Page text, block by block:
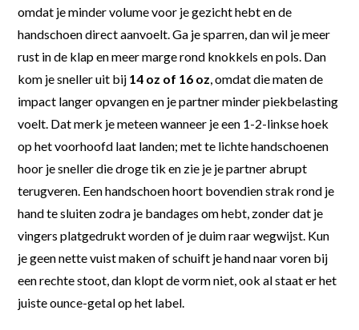
omdat je minder volume voor je gezicht hebt en de
handschoen direct aanvoelt. Ga je sparren, dan wil je meer
rust in de klap en meer marge rond knokkels en pols. Dan
kom je sneller uit bij 14 oz of 16 oz, omdat die maten de
impact langer opvangen en je partner minder piekbelasting
voelt. Dat merk je meteen wanneer je een 1-2-linkse hoek
op het voorhoofd laat landen; met te lichte handschoenen
hoor je sneller die droge tik en zie je je partner abrupt
terugveren. Een handschoen hoort bovendien strak rond je
hand te sluiten zodra je bandages om hebt, zonder dat je
vingers platgedrukt worden of je duim raar wegwijst. Kun
je geen nette vuist maken of schuift je hand naar voren bij
een rechte stoot, dan klopt de vorm niet, ook al staat er het
juiste ounce-getal op het label.